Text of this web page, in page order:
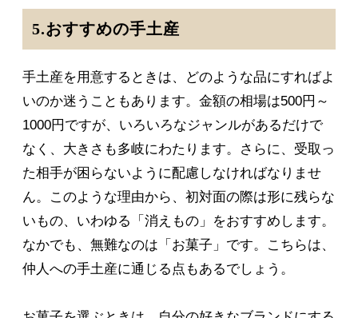
5.おすすめの手土産
手土産を用意するときは、どのような品にすればよ
いのか迷うこともあります。金額の相場は500円～
1000円ですが、いろいろなジャンルがあるだけで
なく、大きさも多岐にわたります。さらに、受取っ
た相手が困らないように配慮しなければなりませ
ん。このような理由から、初対面の際は形に残らな
いもの、いわゆる「消えもの」をおすすめします。
なかでも、無難なのは「お菓子」です。こちらは、
仲人への手土産に通じる点もあるでしょう。